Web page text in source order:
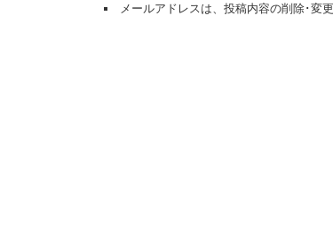
メールアドレスは、投稿内容の削除･変